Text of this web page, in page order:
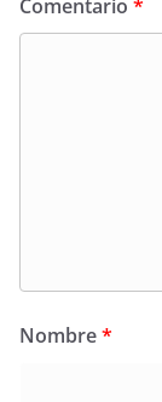
Comentario *
Nombre*